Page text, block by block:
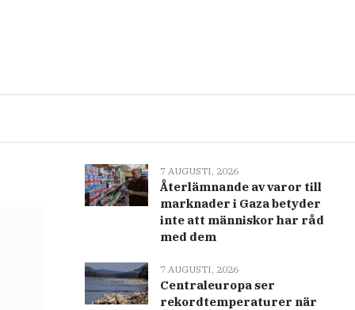
mindre än väntat
7 AUGUSTI, 2026
Återlämnande av varor till
marknader i Gaza betyder
inte att människor har råd
med dem
7 AUGUSTI, 2026
Centraleuropa ser
rekordtemperaturer när